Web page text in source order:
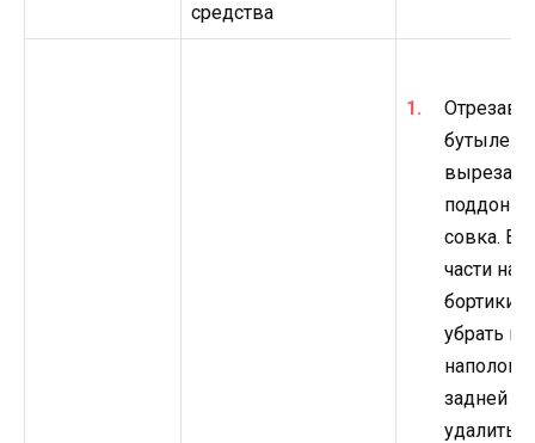
средства
Отрезав
бутылей
вырезать
поддон
совка. В
части
бортики,
убрать их
задней –
удалить.